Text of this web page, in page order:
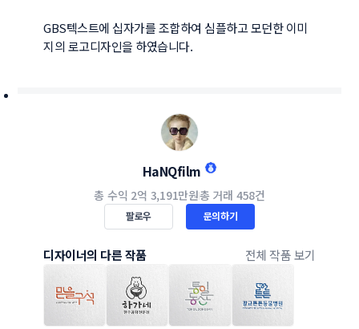
GBS텍스트에 십자가를 조합하여 심플하고 모던한 이미
지의 로고디자인을 하였습니다.
HaNQfilm
총 수익 2억 3,191만원총 거래 458건
팔로우 문의하기
디자이너의 다른 작품 전체 작품 보기